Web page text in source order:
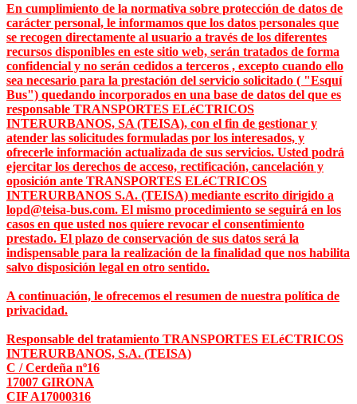
En cumplimiento de la normativa sobre protección de datos de
carácter personal, le informamos que los datos personales que
se recogen directamente al usuario a través de los diferentes
recursos disponibles en este sitio web, serán tratados de forma
confidencial y no serán cedidos a terceros , excepto cuando ello
sea necesario para la prestación del servicio solicitado ( "Esquí
Bus") quedando incorporados en una base de datos del que es
responsable TRANSPORTES ELéCTRICOS
INTERURBANOS, SA (TEISA), con el fin de gestionar y
atender las solicitudes formuladas por los interesados, y
ofrecerle información actualizada de sus servicios. Usted podrá
ejercitar los derechos de acceso, rectificación, cancelación y
oposición ante TRANSPORTES ELéCTRICOS
INTERURBANOS S.A. (TEISA) mediante escrito dirigido a
lopd@teisa-bus.com. El mismo procedimiento se seguirá en los
casos en que usted nos quiere revocar el consentimiento
prestado. El plazo de conservación de sus datos será la
indispensable para la realización de la finalidad que nos habilita
salvo disposición legal en otro sentido.
A continuación, le ofrecemos el resumen de nuestra política de
privacidad.
Responsable del tratamiento TRANSPORTES ELéCTRICOS
INTERURBANOS, S.A. (TEISA)
C / Cerdeña nº16
17007 GIRONA
CIF A17000316